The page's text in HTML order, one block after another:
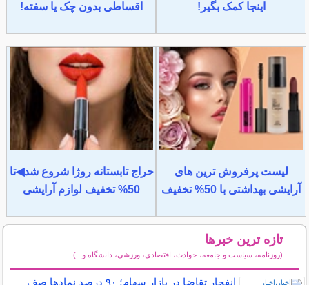
اینجا کمک بگیر!
اقساطی بدون چک یا سفته!
لیست پرفروش ترین های
آرایشی بهداشتی با 50% تخفیف
حراج تابستانه روژا شروع شد◀تا
50% تخفیف لوازم آرایشی
تازه ترین خبرها
(روزنامه، سیاست و جامعه، حوادث، اقتصادی، ورزشی، دانشگاه و...)
انفجار تقاضا در بازار سهام؛ ۹۰ درصد نماد‌ها صف